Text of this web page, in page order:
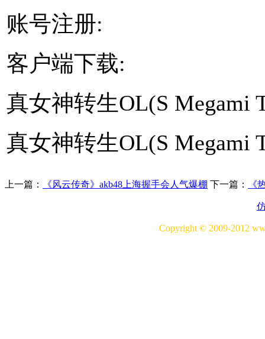
账号注册:
客户端下载:
真女神转生OL(S Megami
真女神转生OL(S Megami
上一篇： 《风云传奇》akb48上海握手会人气爆棚 下一篇： 《
Copyright © 2009-2012